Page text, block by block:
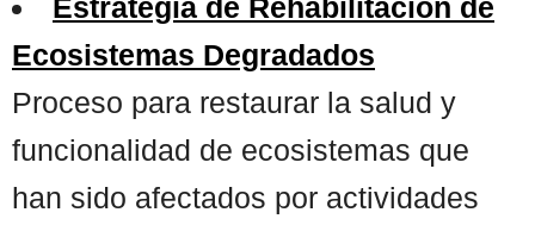
Estrategia de Rehabilitación de
Ecosistemas Degradados
Proceso para restaurar la salud y
funcionalidad de ecosistemas que
han sido afectados por actividades